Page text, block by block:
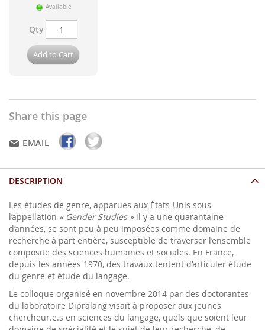
Available
Qty
Add to Cart
Share this page
EMAIL
DESCRIPTION
Les études de genre, apparues aux États-Unis sous
l’appellation « Gender Studies »il y a une quarantaine
d’années, se sont peu à peu imposées comme domaine de
recherche à part entière, susceptible de traverser l’ensemble
composite des sciences humaines et sociales. En France,
depuis les années 1970, des travaux tentent d’articuler étude
du genre et étude du langage.
Le colloque organisé en novembre 2014 par des doctorantes
du laboratoire Dipralang visait à proposer aux jeunes
chercheur.e.s en sciences du langage, quels que soient leur